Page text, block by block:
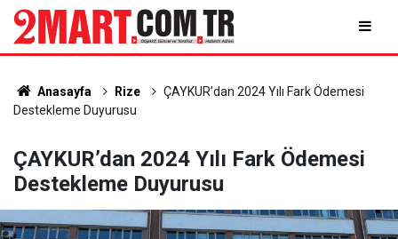
Anasayfa Rize
ÇAYKUR’dan 2024 Yılı Fark Ödemesi
Destekleme Duyurusu
ÇAYKUR’dan 2024 Yılı Fark Ödemesi
Destekleme Duyurusu